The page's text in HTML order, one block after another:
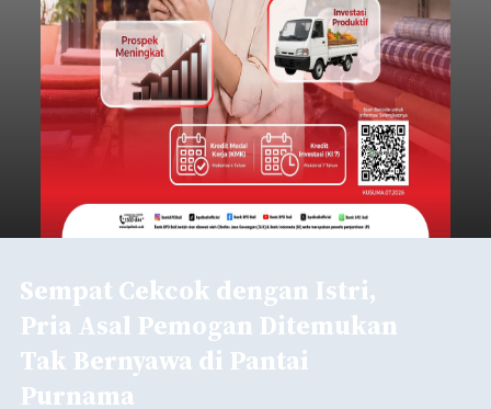
Sempat Cekcok dengan Istri,
Pria Asal Pemogan Ditemukan
Tak Bernyawa di Pantai
Purnama